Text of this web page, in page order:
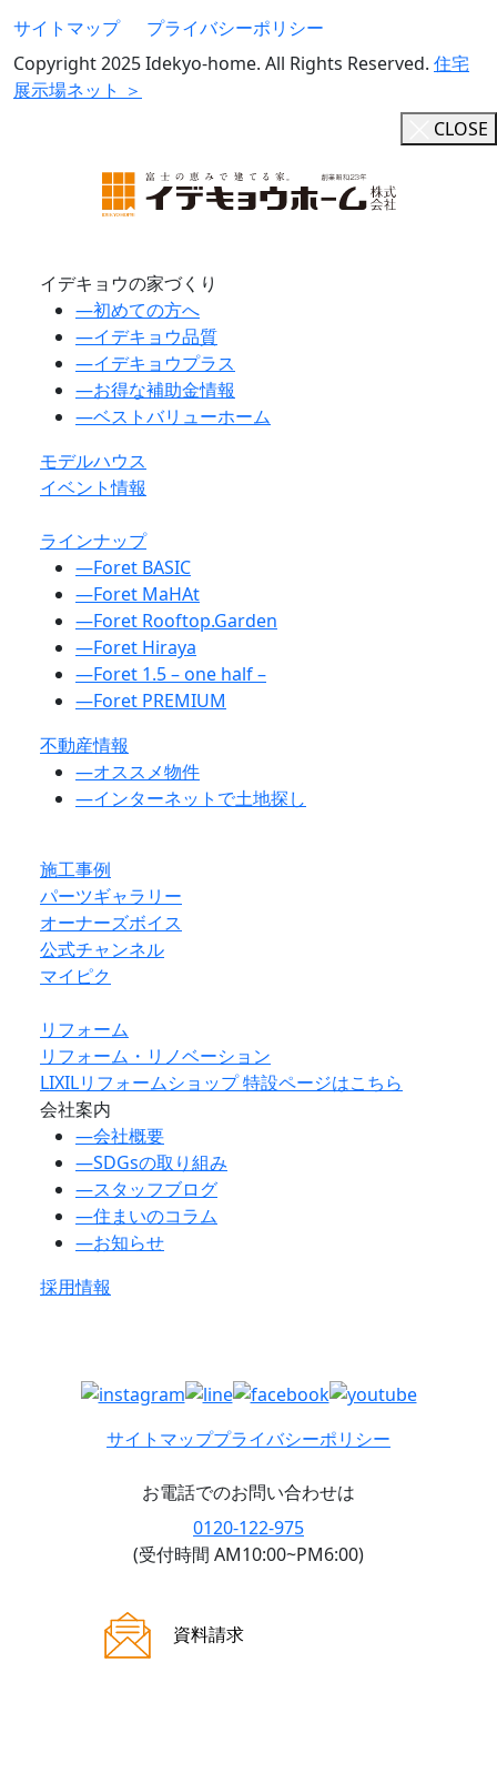
サイトマップ
プライバシーポリシー
Copyright 2025 Idekyo-home. All Rights Reserved. 住宅
展示場ネット ＞
CLOSE
イデキョウの家づくり
―初めての方へ
―イデキョウ品質
―イデキョウプラス
―お得な補助金情報
―ベストバリューホーム
モデルハウス
イベント情報
ラインナップ
―Foret BASIC
―Foret MaHAt
―Foret Rooftop.Garden
―Foret Hiraya
―Foret 1.5 – one half –
―Foret PREMIUM
不動産情報
―オススメ物件
―インターネットで土地探し
施工事例
パーツギャラリー
オーナーズボイス
公式チャンネル
マイピク
リフォーム
リフォーム・リノベーション
LIXILリフォームショップ 特設ページはこちら
会社案内
―会社概要
―SDGsの取り組み
―スタッフブログ
―住まいのコラム
―お知らせ
採用情報
サイトマッププライバシーポリシー
お電話でのお問い合わせは
0120-122-975
(受付時間 AM10:00~PM6:00)
資料請求